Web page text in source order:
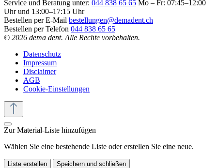
Service und Beratung unter: 044 838 65 65 Mo – Fr: 07:45–12:00
Uhr und 13:00–17:15 Uhr
Bestellen per E-Mail bestellungen@demadent.ch
Bestellen per Telefon 044 838 65 65
© 2026 dema dent. Alle Rechte vorbehalten.
Datenschutz
Impressum
Disclaimer
AGB
Cookie-Einstellungen
Zur Material-Liste hinzufügen
Wählen Sie eine bestehende Liste oder erstellen Sie eine neue.
Liste erstellen Speichern und schließen